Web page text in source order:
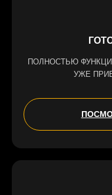
ПОЛНОСТЬЮ
УЖЕ